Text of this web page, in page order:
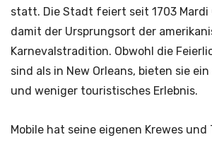
statt. Die Stadt feiert seit 1703 Mardi
damit der Ursprungsort der
Karnevalstradition. Obwohl die
sind als in New Orleans, bieten sie
und weniger touristisches Erlebnis.
Mobile hat seine eigenen Krewes